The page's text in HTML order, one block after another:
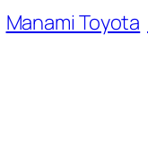
Manami Toyota